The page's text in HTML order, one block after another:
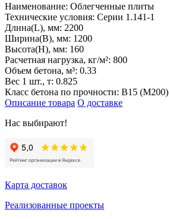
Наименование: Облегченные плиты
Технические условия: Серии 1.141-1
Длина(L), мм: 2200
Ширина(B), мм: 1200
Высота(H), мм: 160
Расчетная нагрузка, кг/м²: 800
Объем бетона, м³: 0.33
Вес 1 шт., т: 0.825
Класс бетона по прочности: В15 (М200)
Описание товара О доставке
Нас выбирают!
Карта доставок
Реализованные проекты